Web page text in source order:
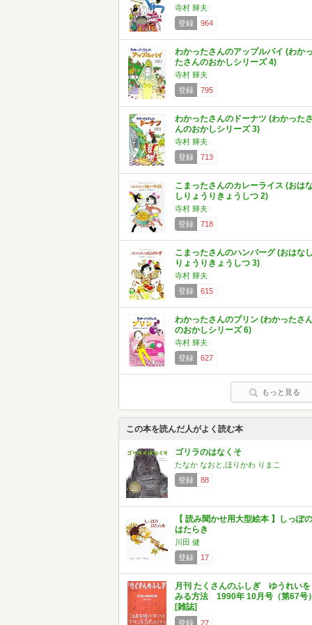
寺村 輝夫
登録
964
わかったさんのアップルパイ (わか
たさんのおかしシリーズ 4)
寺村 輝夫
登録
795
わかったさんのドーナツ (わかった
んのおかしシリーズ 3)
寺村 輝夫
登録
713
こまったさんのカレーライス (おは
しりょうりきょうしつ 2)
寺村 輝夫
登録
718
こまったさんのハンバーグ (おはな
りょうりきょうしつ 3)
寺村 輝夫
登録
615
わかったさんのプリン (わかったさ
のおかしシリーズ 6)
寺村 輝夫
登録
627
もっと見る
この本を読んだ人がよく読む本
ゴリラのはなくそ
たなか なおと,ほりかわ りまこ
登録
88
【 読み聞かせ用大型絵本 】しっぽの
はたらき
川田 健
登録
17
月刊 たくさんのふしぎ ゆうれいを
みる方法 1990年 10月号（第67号
[雑誌]
登録 27